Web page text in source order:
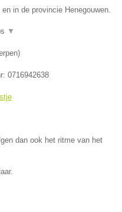
in de provincie Henegouwen.
▼
)
0716942638
dan ook het ritme van het